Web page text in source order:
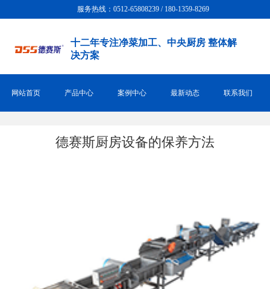
服务热线：0512-65808239 / 180-1359-8269
十二年专注净菜加工、中央厨房 整体解
决方案
网站首页 产品中心 案例中心 最新动态 联系我们
德赛斯厨房设备的保养方法